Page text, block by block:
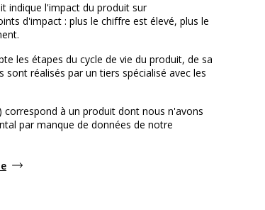
indique l'impact du produit sur
d'impact : plus le chiffre est élevé, plus le
les étapes du cycle de vie du produit, de sa
sont réalisés par un tiers spécialisé avec les
à un produit dont nous n'avons
par manque de données de notre